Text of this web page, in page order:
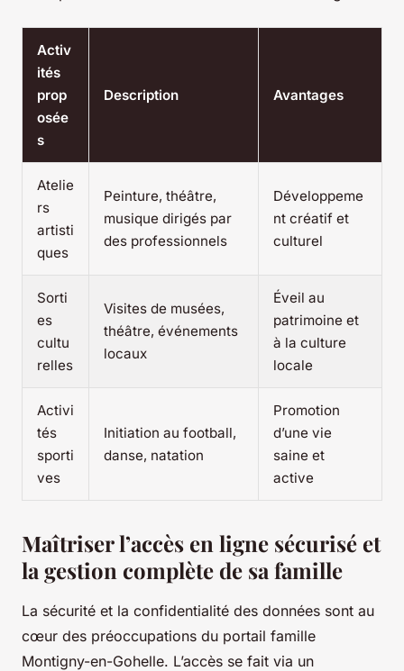
Activ
ités
prop
osée
s
Description Avantages
Atelie
rs
artisti
ques
Peinture, théâtre,
musique dirigés par
des professionnels
Développeme
nt créatif et
culturel
Sorti
es
cultu
relles
Visites de musées,
théâtre, événements
locaux
Éveil au
patrimoine et
à la culture
locale
Activi
tés
sporti
ves
Initiation au football,
danse, natation
Promotion
d’une vie
saine et
active
Maîtriser l’accès en ligne sécurisé et
la gestion complète de sa famille
La sécurité et la confidentialité des données sont au
cœur des préoccupations du portail famille
Montigny-en-Gohelle. L’accès se fait via un